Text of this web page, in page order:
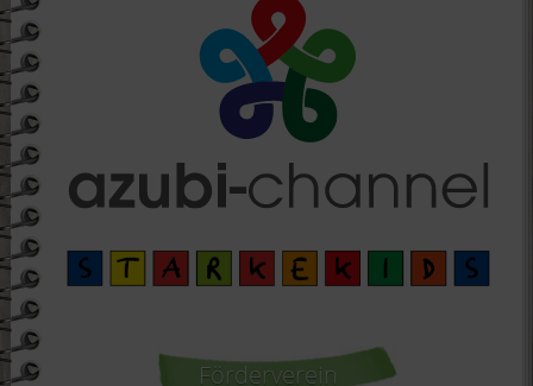
Förderverein